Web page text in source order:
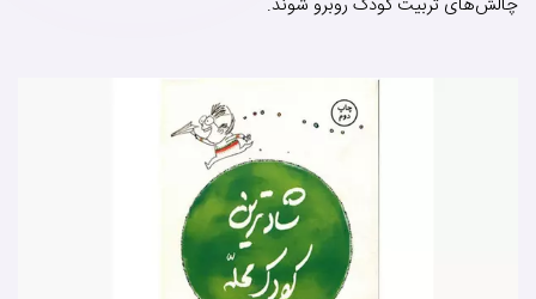
چالش‌های تربیت کودک روبرو شوند.